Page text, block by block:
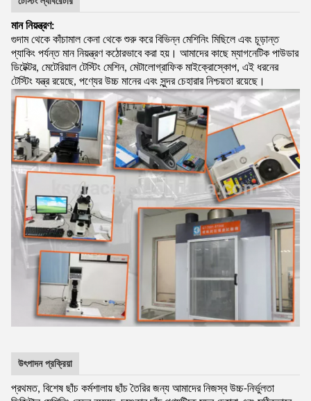
মান নিয়ন্ত্রণ:
গুদাম থেকে কাঁচামাল কেনা থেকে শুরু করে বিভিন্ন মেশিনিং মিছিলে এবং চূড়ান্ত
প্যাকিং পর্যন্ত মান নিয়ন্ত্রণ কঠোরভাবে করা হয়। আমাদের কাছে ম্যাগনেটিক পাউডার
ডিটেক্টর, মেটেরিয়াল টেস্টিং মেশিন, মেটালোগ্রাফিক মাইক্রোস্কোপ, এই ধরনের
টেস্টিং যন্ত্র রয়েছে, পণ্যের উচ্চ মানের এবং সুন্দর চেহারার নিশ্চয়তা রয়েছে।
উৎপাদন প্রক্রিয়া
প্রথমত, বিশেষ ছাঁচ কর্মশালায় ছাঁচ তৈরির জন্য আমাদের নিজস্ব উচ্চ-নির্ভুলতা